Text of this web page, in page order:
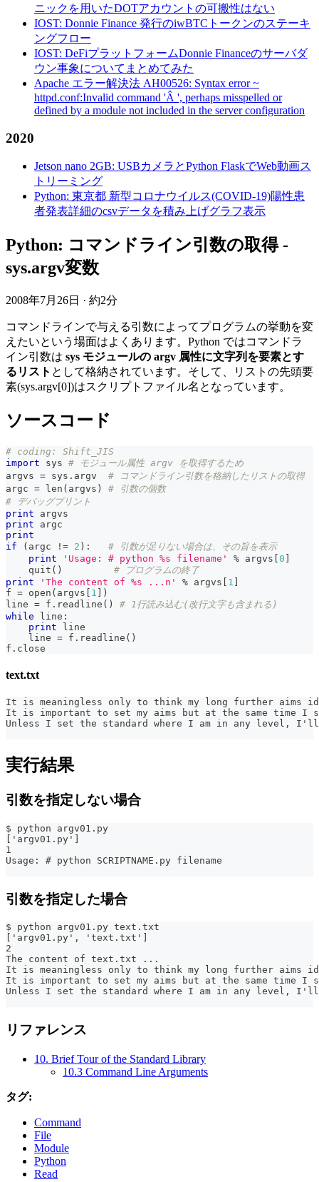
ニックを用いたDOTアカウントの可搬性はない
IOST: Donnie Finance 発行のiwBTCトークンのステーキ
ングフロー
IOST: DeFiプラットフォームDonnie Financeのサーバダ
ウン事象についてまとめてみた
Apache エラー解決法 AH00526: Syntax error ~
httpd.conf:Invalid command 'Â ', perhaps misspelled or
defined by a module not included in the server configuration
2020
Jetson nano 2GB: USBカメラとPython FlaskでWeb動画ス
トリーミング
Python: 東京都 新型コロナウイルス(COVID-19)陽性患
者発表詳細のcsvデータを積み上げグラフ表示
Python: コマンドライン引数の取得 -
sys.argv変数
2008年7月26日 · 約2分
コマンドラインで与える引数によってプログラムの挙動を変
えたいという場面はよくあります。Python ではコマンドラ
イン引数は sys モジュールの argv 属性に文字列を要素とす
るリスト として格納されています。そして、リストの先頭要
素(sys.argv[0])はスクリプトファイル名となっています。
ソースコード
# coding: Shift_JIS
import sys # モジュール属性 argv を取得するため
argvs = sys . argv # コマンドライン引数を格納したリストの取得
argc = len ( argvs )
# 引数の個数
# デバッグプリント
print argvs
print argc
print
if
( argc != 2 ) :
# 引数が足りない場合は、その旨を表示
print
'Usage: # python %s filename' % argvs 0
    quit
( )
# プログラムの終了
print
'The content of %s ...n' % argvs 1
f = open ( argvs 1
)
line = f . readline ( )
# 1行読み込む(改行文字も含まれる)
while line :
print line
    line
= f . readline ( )
f . close
text.txt
It is meaningless only to think my long further aims
It is important to set my aims but at the same time I
Unless I set the standard where I am in any level, I'll
実行結果
引数を指定しない場合
$ python argv01.py
['argv01.py']
1
Usage: # python SCRIPTNAME.py filename
引数を指定した場合
$ python argv01.py text.txt
['argv01.py', 'text.txt']
2
The content of text.txt ...
It is meaningless only to think my long further aims
It is important to set my aims but at the same time I
Unless I set the standard where I am in any level, I'll
リファレンス
10. Brief Tour of the Standard Library
10.3 Command Line Arguments
タグ:
Command
File
Module
Python
Read